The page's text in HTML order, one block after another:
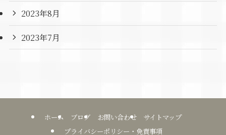
2023年8月
2023年7月
ホーム ブログ お問い合わせ
サイトマップ
プライバシーポリシー・免責事項